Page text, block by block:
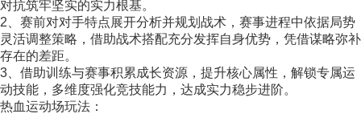
对抗筑牢坚实的实力根基。
2、赛前对对手特点展开分析并规划战术，赛事进程中依据局势
灵活调整策略，借助战术搭配充分发挥自身优势，凭借谋略弥补
存在的差距。
3、借助训练与赛事积累成长资源，提升核心属性，解锁专属运
动技能，多维度强化竞技能力，达成实力稳步进阶。
热血运动场玩法：